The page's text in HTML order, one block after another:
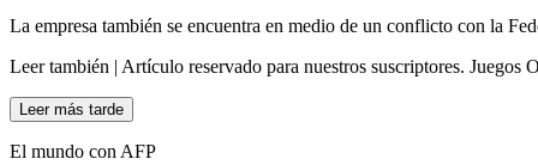
La empresa también se encuentra en medio de un conflicto con la
Leer también | Artículo reservado para nuestros suscriptores. Juegos
Leer más tarde
El mundo con AFP